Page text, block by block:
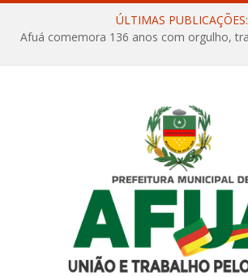
ÚLTIMAS PUBLICAÇÕES: